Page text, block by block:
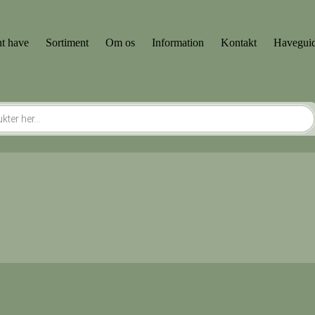
have Sortiment Om os Information Kontakt